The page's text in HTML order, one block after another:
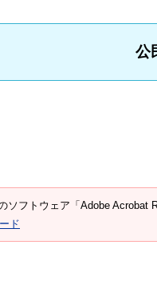
公
ソフトウェア「Adobe Acrobat
ド